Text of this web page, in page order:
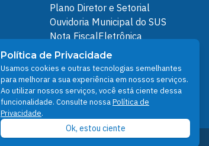
Plano Diretor e Setorial
Ouvidoria Municipal do SUS
Nota FiscalEletrônica
IPTU
Junta Militar
Santarém Conectada
Política de Privacidade
People illustrations by Storyset
Política de Privacidade
Usamos cookies e outras tecnologias semelhantes
para melhorar a sua experiência em nossos serviços.
Ao utilizar nossos serviços, você está ciente dessa
funcionalidade. Consulte nossaPolítica de
Privacidade.
Ok, estou ciente